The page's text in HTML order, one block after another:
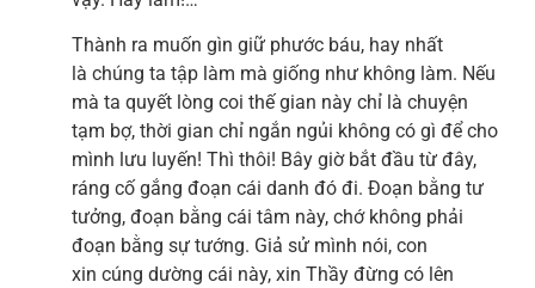
Thành ra muốn gìn giữ phước báu, hay nhất
là chúng ta tập làm mà giống như không làm. Nếu
mà ta quyết lòng coi thế gian này chỉ là chuyện
tạm bợ, thời gian chỉ ngắn ngủi không có gì để cho
mình lưu luyến! Thì thôi! Bây giờ bắt đầu từ đây,
ráng cố gắng đoạn cái danh đó đi. Đoạn bằng tư
tưởng, đoạn bằng cái tâm này, chớ không phải
đoạn bằng sự tướng. Giả sử mình nói, con
xin cúng dường cái này, xin Thầy đừng có lên